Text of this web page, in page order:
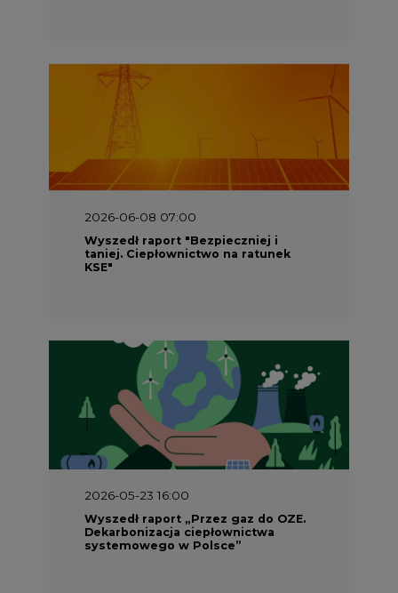
2026-06-08 07:00
taniej. Ciepłownictwo na ratunek
2026-05-23 16:00
Wyszedł raport „Przez gaz do OZE.
Dekarbonizacja ciepłownictwa
systemowego w Polsce”